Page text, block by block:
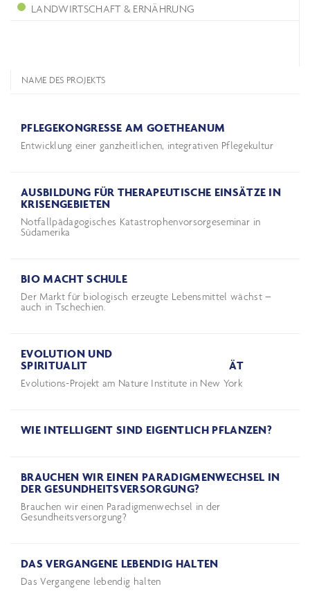
LANDWIRTSCHAFT & ERNÄHRUNG
NAME DES PROJEKTS
PFLEGEKONGRESSE AM GOETHEANUM
Entwicklung einer ganzheitlichen, integrativen Pflegekultur
AUSBILDUNG FÜR THERAPEUTISCHE EINSÄTZE IN
KRISENGEBIETEN
Notfallpädagogisches Katastrophenvorsorgeseminar in
Südamerika
BIO MACHT SCHULE
Der Markt für biologisch erzeugte Lebensmittel wächst –
auch in Tschechien.
EVOLUTION UND
SPIRITUALITÄT
Evolutions-Projekt am Nature Institute in New York
WIE INTELLIGENT SIND EIGENTLICH PFLANZEN?
BRAUCHEN WIR EINEN PARADIGMENWECHSEL IN
DER GESUNDHEITSVERSORGUNG?
Brauchen wir einen Paradigmenwechsel in der
Gesundheitsversorgung?
DAS VERGANGENE LEBENDIG HALTEN
Das Vergangene lebendig halten